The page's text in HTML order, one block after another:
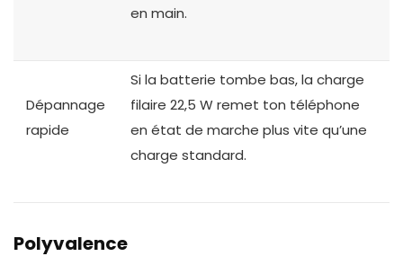
en main.
Dépannage
rapide
Si la batterie tombe bas, la charge
filaire 22,5 W remet ton téléphone
en état de marche plus vite qu’une
charge standard.
Polyvalence